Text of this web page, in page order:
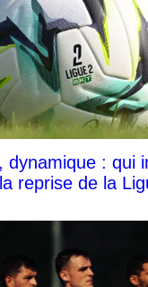
dynamique : qui
reprise de la